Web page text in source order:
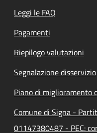
Leggi le FAQ
Pagamenti
Riepilogo valutazioni
Segnalazione disservizio
Piano di miglioramento
Comune di Signa -
01147380487 - PEC: